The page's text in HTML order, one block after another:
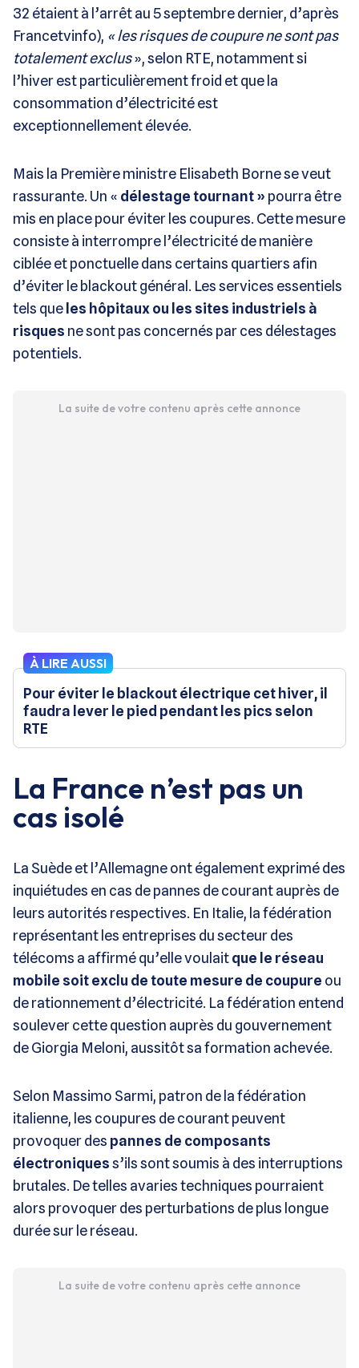
32 étaient à l’arrêt au 5 septembre dernier, d’après
Francetvinfo), « les risques de coupure ne sont pas
totalement exclus», selon RTE, notamment si
l’hiver est particulièrement froid et que la
consommation d’électricité est
exceptionnellement élevée.
Mais la Première ministre Elisabeth Borne se veut
rassurante. Un « délestage tournant » pourra être
mis en place pour éviter les coupures. Cette mesure
consiste à interrompre l’électricité de manière
ciblée et ponctuelle dans certains quartiers afin
d’éviter le blackout général. Les services essentiels
tels que les hôpitaux ou les sites industriels à
risques ne sont pas concernés par ces délestages
potentiels.
La suite de votre contenu après cette annonce
À LIRE AUSSI
Pour éviter le blackout électrique cet hiver, il
faudra lever le pied pendant les pics selon
RTE
La France n’est pas un
cas isolé
La Suède et l’Allemagne ont également exprimé des
inquiétudes en cas de pannes de courant auprès de
leurs autorités respectives. En Italie, la fédération
représentant les entreprises du secteur des
télécoms a affirmé qu’elle voulaitque le réseau
mobile soit exclu de toute mesure de coupure ou
de rationnement d’électricité. La fédération entend
soulever cette question auprès du gouvernement
de Giorgia Meloni, aussitôt sa formation achevée.
Selon Massimo Sarmi, patron de la fédération
italienne, les coupures de courant peuvent
provoquer des pannes de composants
électroniquess’ils sont soumis à des interruptions
brutales. De telles avaries techniques pourraient
alors provoquer des perturbations de plus longue
durée sur le réseau.
La suite de votre contenu après cette annonce